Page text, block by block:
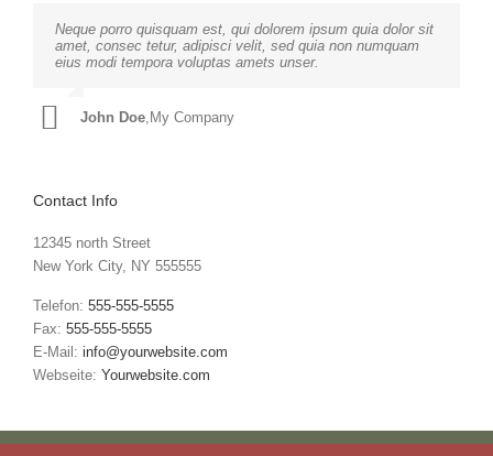
Neque porro quisquam est, qui dolorem ipsum quia dolor sit
amet, consec tetur, adipisci velit, sed quia non numquam
eius modi tempora voluptas amets unser.
John Doe, My Company
Aliquam erat volutpat. Quisque at est id ligula facilisis
laoreet eget pulvinar nibh. Suspendisse at ultrices dui.
Curabitur ac felis arcu sadips ipsums fugiats nemis.
Luke Beck ,Theme Fusion
Contact Info
12345 north Street
New York City, NY 555555
Telefon: 555-555-5555
Fax: 555-555-5555
E-Mail: info@yourwebsite.com
Webseite: Yourwebsite.com